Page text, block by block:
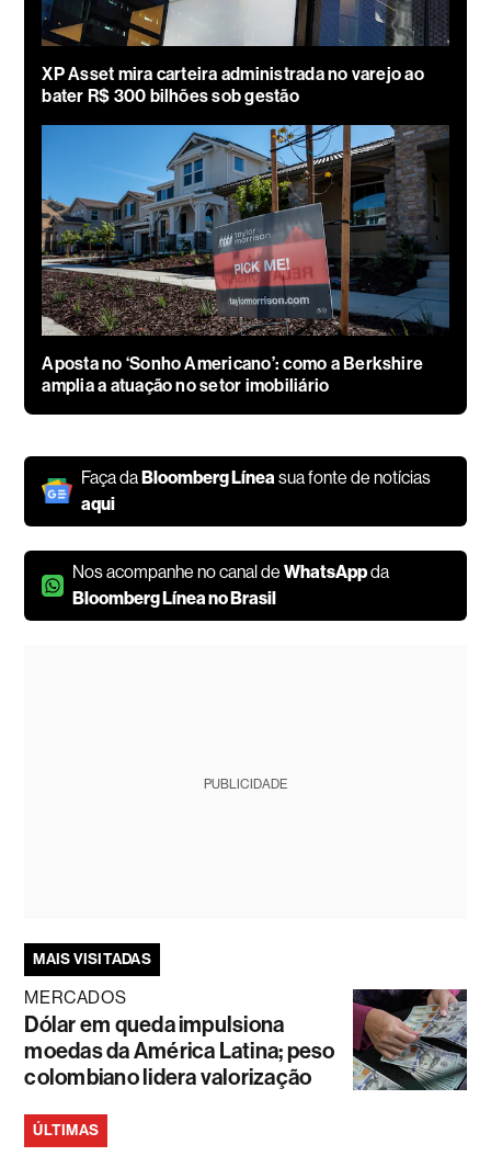
XP Asset mira carteira administrada no varejo ao
bater R$ 300 bilhões sob gestão
Aposta no ‘Sonho Americano’: como a Berkshire
amplia a atuação no setor imobiliário
Faça daBloomberg Línea sua fonte de notícias
aqui
Nos acompanhe no canal deWhatsAppda
Bloomberg Línea no Brasil
PUBLICIDADE
MAIS VISITADAS
MERCADOS
Dólar em queda impulsiona
moedas da América Latina; peso
colombiano lidera valorização
ÚLTIMAS